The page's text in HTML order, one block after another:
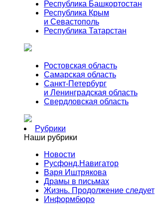
Республика Башкортостан
Республика Крым
и Севастополь
Республика Татарстан
Ростовская область
Самарская область
Санкт-Петербург
и Ленинградская область
Свердловская область
Рубрики
Наши рубрики
Новости
Русфонд.Навигатор
Варя Иштрякова
Драмы в письмах
Жизнь. Продолжение следует
Информбюро